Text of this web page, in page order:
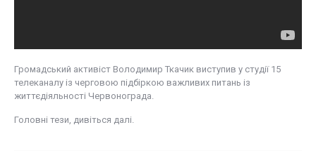
Громадський активіст Володимир Ткачик виступив у студії 15
телеканалу із черговою підбіркою важливих питань із
життєдіяльності Червонограда.
Головні тези, дивіться далі.